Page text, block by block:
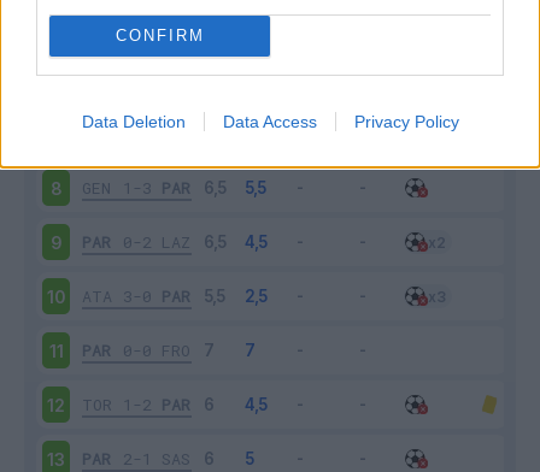
CONFIRM
Data Deletion Data Access Privacy Policy
2-0 CAG
6 NAP 3-0 PAR
PAR 1-0 EMP
8 GEN 1-3 PAR
9 PAR 0-2 LAZ
10 ATA 3-0 PAR
11 PAR 0-0 FRO
12 TOR 1-2 PAR
13 PAR 2-1 SAS